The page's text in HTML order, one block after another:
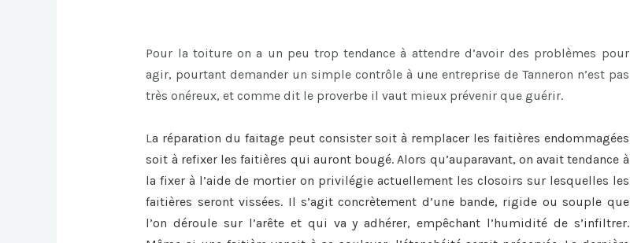
Pour la toiture on a un peu trop tendance à attendre d’avoir des problèmes pour
agir, pourtant demander un simple contrôle à une entreprise de Tanneron n’est pas
très onéreux, et comme dit le proverbe il vaut mieux prévenir que guérir.
La réparation du faitage peut consister soit à remplacer les faitières endommagées
soit à refixer les faitières qui auront bougé. Alors qu’auparavant, on avait tendance à
la fixer à l’aide de mortier on privilégie actuellement les closoirs sur lesquelles les
faitières seront vissées. Il s’agit concrètement d’une bande, rigide ou souple que
l’on déroule sur l’arête et qui va y adhérer, empêchant l’humidité de s’infiltrer.